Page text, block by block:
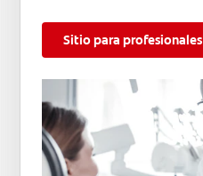
Sitio para profesionales